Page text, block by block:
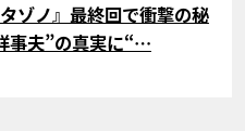
ゾノ』最終回で衝撃の秘
事夫”の真実に“…